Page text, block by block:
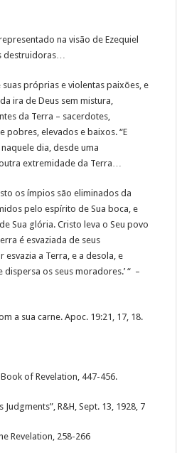
na visão de Ezequiel
destruidoras…
próprias e violentas paixões, e
ira de Deus sem mistura,
da Terra – sacerdotes,
pobres, elevados e baixos. “E
dia, desde uma
extremidade da Terra…
os ímpios são eliminados da
pelo espírito de Sua boca, e
Sua glória. Cristo leva o Seu povo
é esvaziada de seus
esvazia a Terra, e a desola, e
os seus moradores.’ “ –
a sua carne. Apoc. 19:21, 17, 18.
of Revelation, 447-456.
Judgments”, R&H, Sept. 13, 1928, 7
Revelation, 258-266